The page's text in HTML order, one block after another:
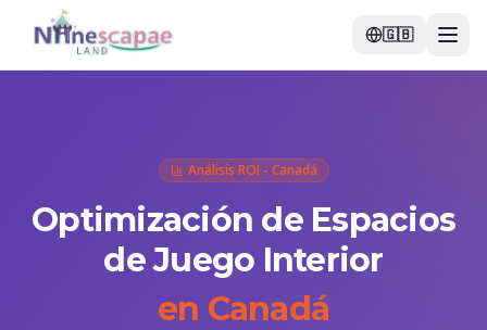
🇬🇧
Análisis ROI - Canadá
Optimización de Espacios
de Juego Interior
en Canadá